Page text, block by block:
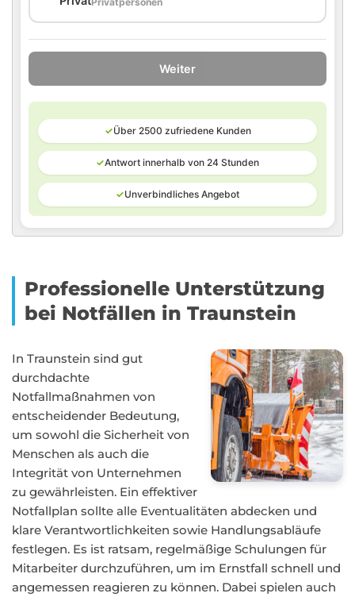
Weiter
✓Über 2500 zufriedene Kunden
✓Antwort innerhalb von 24 Stunden
✓Unverbindliches Angebot
Professionelle Unterstützung
bei Notfällen in Traunstein
In Traunstein sind gut
durchdachte
Notfallmaßnahmen von
entscheidender Bedeutung,
um sowohl die Sicherheit von
Menschen als auch die
Integrität von Unternehmen
zu gewährleisten. Ein effektiver
Notfallplan sollte alle Eventualitäten abdecken und
klare Verantwortlichkeiten sowie Handlungsabläufe
festlegen. Es ist ratsam, regelmäßige Schulungen für
Mitarbeiter durchzuführen, um im Ernstfall schnell und
angemessen reagieren zu können. Dabei spielen auch